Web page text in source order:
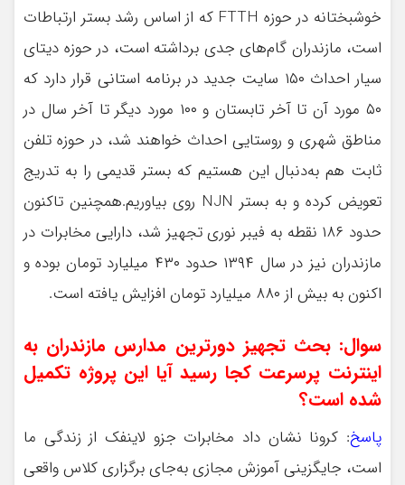
خوشبختانه در حوزه FTTH که از اساس رشد بستر ارتباطات
است، مازندران گام‌های جدی برداشته است، در حوزه دیتای
سیار احداث ۱۵۰ سایت جدید در برنامه استانی قرار دارد که
۵۰ مورد آن تا آخر تابستان و ۱۰۰ مورد دیگر تا آخر سال در
مناطق شهری و روستایی احداث خواهند شد، در حوزه تلفن
ثابت هم به‌دنبال این هستیم که بستر قدیمی را به تدریج
تعویض کرده و به بستر NJN روی بیاوریم.همچنین تاکنون
حدود ۱۸۶ نقطه به فیبر نوری تجهیز شد، دارایی مخابرات در
مازندران نیز در سال ۱۳۹۴ حدود ۴۳۰ میلیارد تومان بوده و
اکنون به بیش از ۸۸۰ میلیارد تومان افزایش یافته است.
سوال: بحث تجهیز دورترین مدارس مازندران به
اینترنت پرسرعت کجا رسید آیا این پروژه تکمیل
شده است؟
پاسخ: کرونا نشان داد مخابرات جزو لاینفک از زندگی ما
است، جایگزینی آموزش مجازی به‌جای برگزاری کلاس واقعی